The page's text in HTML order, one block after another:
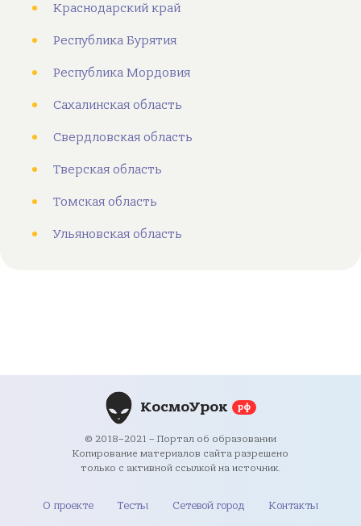
Краснодарский край
Республика Бурятия
Республика Мордовия
Сахалинская область
Свердловская область
Тверская область
Томская область
Ульяновская область
КосмоУрок рф
© 2018–2021 – Портал об образовании
Копирование материалов сайта разрешено
только с активной ссылкой на источник.
О проекте Тесты Сетевой город Контакты